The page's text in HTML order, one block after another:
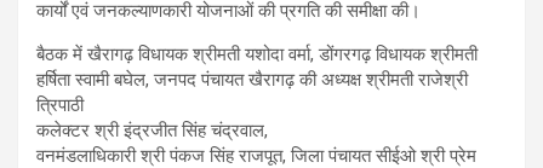
कार्यों एवं जनकल्याणकारी योजनाओं की प्रगति की समीक्षा की।
बैठक में खैरागढ़ विधायक श्रीमती यशोदा वर्मा, डोंगरगढ़ विधायक श्रीमती
हर्षिता स्वामी बघेल, जनपद पंचायत खैरागढ़ की अध्यक्ष श्रीमती राजेश्री
त्रिपाठी
कलेक्टर श्री इंद्रजीत सिंह चंद्रवाल,
वनमंडलाधिकारी श्री पंकज सिंह राजपूत, जिला पंचायत सीईओ श्री प्रेम